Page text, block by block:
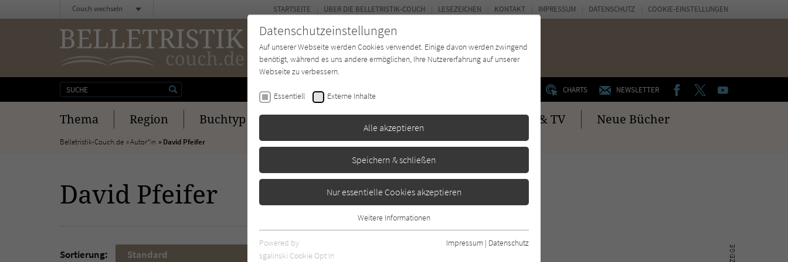
CHARTS NEWSLETTER FACEBOOKTWITTERYOUTUBE
Thema Region Buchtyp Autor*in Verlage Magazin Kino & TV Neue Bücher
STARTSEITE ÜBER DIE BELLETRISTIK-COUCH LESEZEICHEN KONTAKT IMPRESSUM DATENSCHUTZ COOKIE-EINSTELLUNGEN
Couch wechseln
Belletristik-Couch.de Autor*in David Pfeifer
David Pfeifer
Sortierung:
Standard
Datenschutzeinstellungen
Auf unserer Webseite werden Cookies verwendet. Einige davon werden zwingend
benötigt, während es uns andere ermöglichen, Ihre Nutzererfahrung auf unserer
Webseite zu verbessern.
Essentiell Externe Inhalte
Alle akzeptieren
Speichern & schließen
Nur essentielle Cookies akzeptieren
Essentielle Cookies werden für grundlegende Funktionen der Webseite
benötigt. Dadurch ist gewährleistet, dass die Webseite einwandfrei
Weitere Informationen
Powered by
sgalinski Cookie Opt In
Impressum | Datenschutz